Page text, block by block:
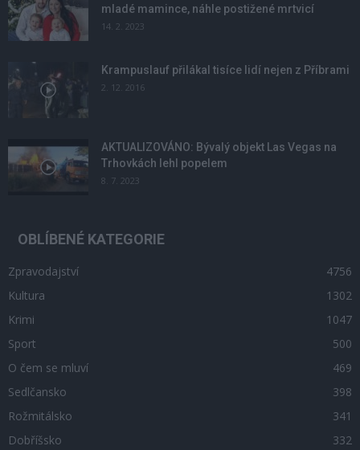
mladé mamince, náhle postižené mrtvicí
14. 2. 2023
Krampuslauf přilákal tisíce lidí nejen z Příbrami
2. 12. 2016
AKTUALIZOVÁNO: Bývalý objekt Las Vegas na
Trhovkách lehl popelem
8. 7. 2023
OBLÍBENÉ KATEGORIE
Zpravodajství
4756
Kultura
1302
Krimi
1047
Sport
500
O čem se mluví
469
Sedlčansko
398
Rožmitálsko
341
Dobříšsko
332